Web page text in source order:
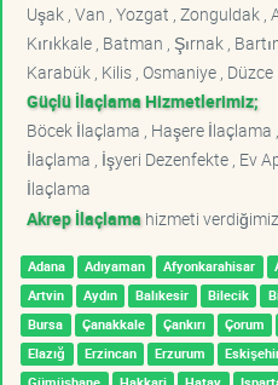
Uşak , Van , Yozgat , Zonguldak ,
Kırıkkale , Batman , Şırnak ,
Karabük , Kilis , Osmaniye , Düzce
Güçlü İlaçlama Hizmetlerimiz;
Böcek İlaçlama , Haşere
İlaçlama , İşyeri Dezenfekte , Ev
İlaçlama
Akrep İlaçlama hizmeti
Adana Adıyaman Afyonkarahisar
Artvin
Aydın Balıkesir Bilecik
Bursa
Çanakkale Çankırı Çorum
Elazığ
Erzincan Erzurum